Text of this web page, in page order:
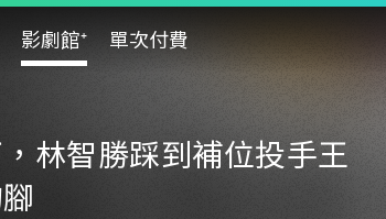
影劇館⁺ 單次付費
林智勝踩到補位投手王